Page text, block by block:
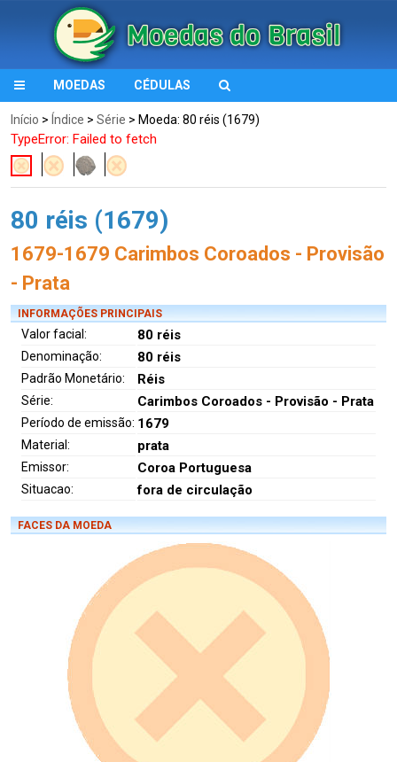
MOEDAS CÉDULAS
Início > Índice > Série > Moeda: 80 réis (1679)
TypeError: Failed to fetch
80 réis (1679)
1679-1679 Carimbos Coroados - Provisão
- Prata
INFORMAÇÕES PRINCIPAIS
Valor facial: 80 réis
Denominação: 80 réis
Padrão Monetário: Réis
Série: Carimbos Coroados - Provisão - Prata
Período de emissão: 1679
Material: prata
Emissor: Coroa Portuguesa
Situacao: fora de circulação
FACES DA MOEDA